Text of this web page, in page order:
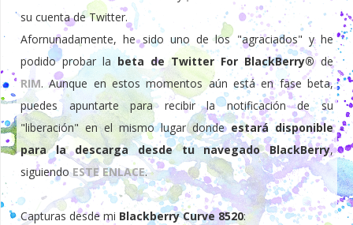
su cuenta de Twitter.
Afornunadamente, he sido uno de los "agraciados" y he
podido probar la beta de Twitter For BlackBerry®de
RIM. Aunque en estos momentos aún está en fase beta,
puedes apuntarte para recibir la notificación de su
"liberación" en el mismo lugar dondeestará disponible
para la descarga desde tu navegado BlackBerry,
siguiendo ESTE ENLACE.
Capturas desde mi Blackberry Curve 8520: